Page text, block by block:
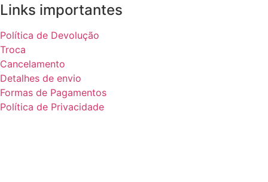
Links importantes
Política de Devolução
Troca
Cancelamento
Detalhes de envio
Formas de Pagamentos
Política de Privacidade